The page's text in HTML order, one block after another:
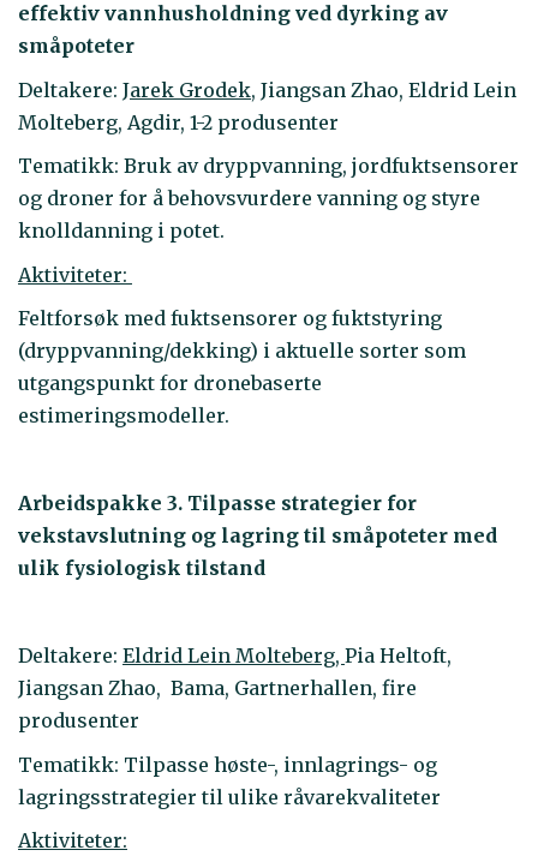
effektiv vannhusholdning ved dyrking av
småpoteter
Deltakere: Jarek Grodek, Jiangsan Zhao, Eldrid Lein
Molteberg, Agdir, 1-2 produsenter
Tematikk: Bruk av dryppvanning, jordfuktsensorer
og droner for å behovsvurdere vanning og styre
knolldanning i potet.
Aktiviteter:
Feltforsøk med fuktsensorer og fuktstyring
(dryppvanning/dekking) i aktuelle sorter som
utgangspunkt for dronebaserte
estimeringsmodeller.
Arbeidspakke 3. Tilpasse strategier for
vekstavslutning og lagring til småpoteter med
ulik fysiologisk tilstand
Deltakere: Eldrid Lein Molteberg, Pia Heltoft,
Jiangsan Zhao, Bama, Gartnerhallen, fire
produsenter
Tematikk: Tilpasse høste-, innlagrings- og
lagringsstrategier til ulike råvarekvaliteter
Aktiviteter: